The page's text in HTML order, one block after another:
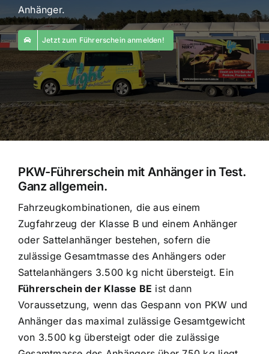
Anhänger.
Jetzt zum Führerschein anmelden!
PKW-Führerschein mit Anhänger in Test.
Ganz allgemein.
Fahrzeugkombinationen, die aus einem
Zugfahrzeug der Klasse B und einem Anhänger
oder Sattelanhänger bestehen, sofern die
zulässige Gesamtmasse des Anhängers oder
Sattelanhängers 3.500 kg nicht übersteigt. Ein
Führerschein der Klasse BE ist dann
Voraussetzung, wenn das Gespann von PKW und
Anhänger das maximal zulässige Gesamtgewicht
von 3.500 kg übersteigt oder die zulässige